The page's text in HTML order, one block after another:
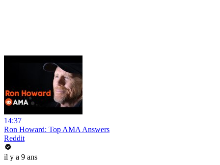
14:37
Ron Howard: Top AMA Answers
Reddit
il y a 9 ans